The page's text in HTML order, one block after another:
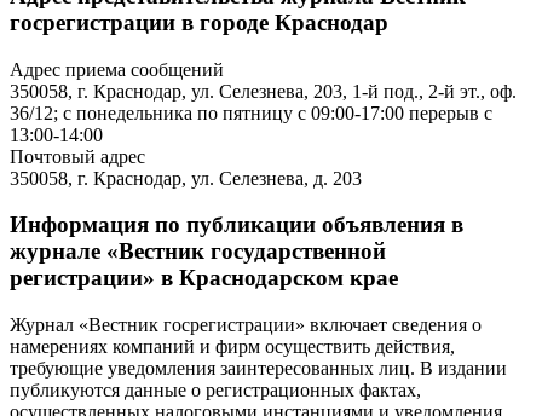
госрегистрации в городе Краснодар
Адрес приема сообщений
350058, г. Краснодар, ул. Селезнева, 203, 1-й под., 2-й эт., оф.
36/12; с понедельника по пятницу с 09:00-17:00 перерыв с
13:00-14:00
Почтовый адрес
350058, г. Краснодар, ул. Селезнева, д. 203
Информация по публикации объявления в
журнале «Вестник государственной
регистрации» в Краснодарском крае
Журнал «Вестник госрегистрации» включает сведения о
намерениях компаний и фирм осуществить действия,
требующие уведомления заинтересованных лиц. В издании
публикуются данные о регистрационных фактах,